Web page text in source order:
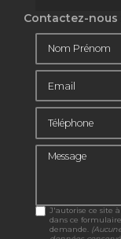
Contactez-nous
Nom Prénom
Email
Téléphone
Message
J'autorise ce site
dans ce
demande.